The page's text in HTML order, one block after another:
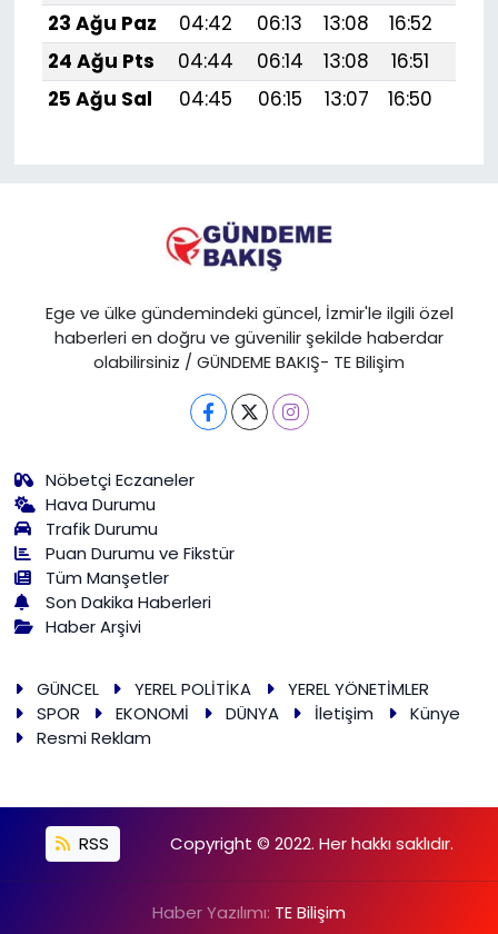
23 Ağu Paz
04:42 06:13 13:08 16:52
24 Ağu Pts
04:44 06:14 13:08 16:51
25 Ağu Sal
04:45 06:15 13:07 16:50
Ege ve ülke gündemindeki güncel, İzmir'le ilgili özel
haberleri en doğru ve güvenilir şekilde haberdar
olabilirsiniz / GÜNDEME BAKIŞ- TE Bilişim
Nöbetçi Eczaneler
Hava Durumu
Trafik Durumu
Puan Durumu ve Fikstür
Tüm Manşetler
Son Dakika Haberleri
Haber Arşivi
GÜNCEL YEREL POLİTİKA
YEREL YÖNETİMLER
SPOR
EKONOMİ DÜNYA İletişim
Künye
Resmi Reklam
RSS Copyright © 2022. Her hakkı saklıdır.
Haber Yazılımı: TE Bilişim